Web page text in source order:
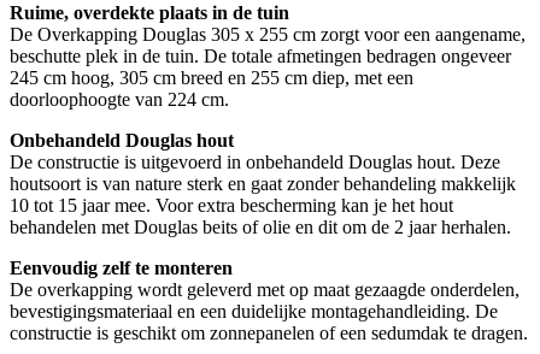
Ruime, overdekte plaats in de tuin
De Overkapping Douglas 305 x 255 cm zorgt voor een aangename,
beschutte plek in de tuin. De totale afmetingen bedragen ongeveer
245 cm hoog, 305 cm breed en 255 cm diep, met een
doorloophoogte van 224 cm.
Onbehandeld Douglas hout
De constructie is uitgevoerd in onbehandeld Douglas hout. Deze
houtsoort is van nature sterk en gaat zonder behandeling makkelijk
10 tot 15 jaar mee. Voor extra bescherming kan je het hout
behandelen met Douglas beits of olie en dit om de 2 jaar herhalen.
Eenvoudig zelf te monteren
De overkapping wordt geleverd met op maat gezaagde onderdelen,
bevestigingsmateriaal en een duidelijke montagehandleiding. De
constructie is geschikt om zonnepanelen of een sedumdak te dragen.